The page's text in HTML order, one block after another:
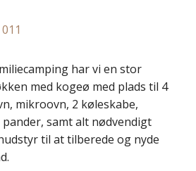
har vi en stor
med kogeø med plads til 4
mikroovn, 2 køleskabe,
samt alt nødvendigt
til at tilberede og nyde